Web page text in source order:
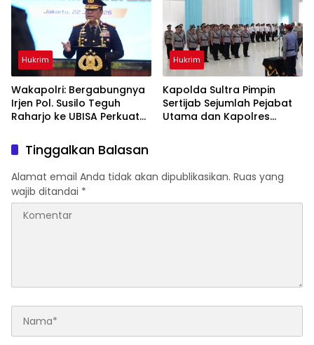
Hukrim
Wakapolri: Bergabungnya
Irjen Pol. Susilo Teguh
Raharjo ke UBISA Perkuat
Studi Kepolisian
Hukrim
Kapolda Sultra Pimpin
Sertijab Sejumlah Pejabat
Utama dan Kapolres
Tinggalkan Balasan
Alamat email Anda tidak akan dipublikasikan. Ruas yang
wajib ditandai *